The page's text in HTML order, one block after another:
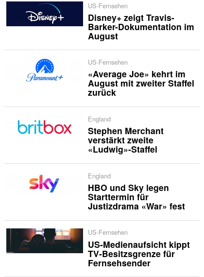
US-Fernsehen
Disney+ zeigt Travis-
Barker-Dokumentation im
August
US-Fernsehen
«Average Joe» kehrt im
August mit zweiter Staffel
zurück
England
Stephen Merchant
verstärkt zweite
«Ludwig»-Staffel
England
HBO und Sky legen
Starttermin für
Justizdrama «War» fest
US-Fernsehen
US-Medienaufsicht kippt
TV-Besitzsgrenze für
Fernsehsender